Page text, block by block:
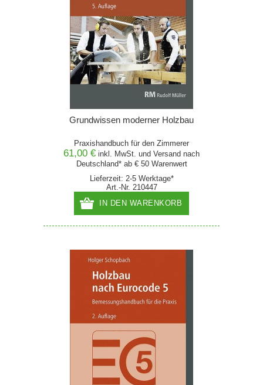
Grundwissen moderner Holzbau
Praxishandbuch für den Zimmerer
61,00 € inkl. MwSt. und Versand nach
Deutschland* ab € 50 Warenwert
Lieferzeit: 2-5 Werktage*
Art.-Nr. 210447
IN DEN WARENKORB